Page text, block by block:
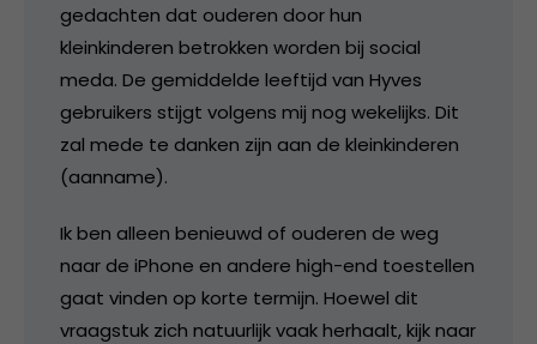
gedachten dat ouderen door hun
kleinkinderen betrokken worden bij social
meda. De gemiddelde leeftijd van Hyves
gebruikers stijgt volgens mij nog wekelijks. Dit
zal mede te danken zijn aan de kleinkinderen
(aanname).
Ik ben alleen benieuwd of ouderen de weg
naar de iPhone en andere high-end toestellen
gaat vinden op korte termijn. Hoewel dit
vraagstuk zich natuurlijk vaak herhaalt, kijk naar